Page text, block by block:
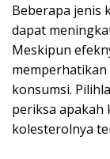
Beberapa jenis
dapat
Meskipun
konsumsi.
periksa apakah
kolesterolnya